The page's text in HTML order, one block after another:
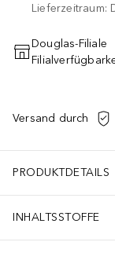
Lieferzeitraum:
Douglas-Filiale
Versand durch
PRODUKTDETAILS
INHALTSSTOFFE